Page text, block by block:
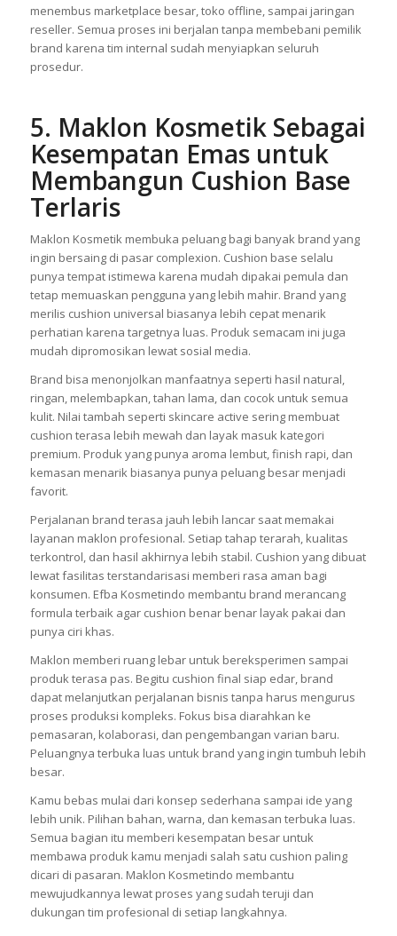
menembus marketplace besar, toko offline, sampai jaringan
reseller. Semua proses ini berjalan tanpa membebani pemilik
brand karena tim internal sudah menyiapkan seluruh
prosedur.
5. Maklon Kosmetik Sebagai
Kesempatan Emas untuk
Membangun Cushion Base
Terlaris
Maklon Kosmetik membuka peluang bagi banyak brand yang
ingin bersaing di pasar complexion. Cushion base selalu
punya tempat istimewa karena mudah dipakai pemula dan
tetap memuaskan pengguna yang lebih mahir. Brand yang
merilis cushion universal biasanya lebih cepat menarik
perhatian karena targetnya luas. Produk semacam ini juga
mudah dipromosikan lewat sosial media.
Brand bisa menonjolkan manfaatnya seperti hasil natural,
ringan, melembapkan, tahan lama, dan cocok untuk semua
kulit. Nilai tambah seperti skincare active sering membuat
cushion terasa lebih mewah dan layak masuk kategori
premium. Produk yang punya aroma lembut, finish rapi, dan
kemasan menarik biasanya punya peluang besar menjadi
favorit.
Perjalanan brand terasa jauh lebih lancar saat memakai
layanan maklon profesional. Setiap tahap terarah, kualitas
terkontrol, dan hasil akhirnya lebih stabil. Cushion yang dibuat
lewat fasilitas terstandarisasi memberi rasa aman bagi
konsumen. Efba Kosmetindo membantu brand merancang
formula terbaik agar cushion benar benar layak pakai dan
punya ciri khas.
Maklon memberi ruang lebar untuk bereksperimen sampai
produk terasa pas. Begitu cushion final siap edar, brand
dapat melanjutkan perjalanan bisnis tanpa harus mengurus
proses produksi kompleks. Fokus bisa diarahkan ke
pemasaran, kolaborasi, dan pengembangan varian baru.
Peluangnya terbuka luas untuk brand yang ingin tumbuh lebih
besar.
Kamu bebas mulai dari konsep sederhana sampai ide yang
lebih unik. Pilihan bahan, warna, dan kemasan terbuka luas.
Semua bagian itu memberi kesempatan besar untuk
membawa produk kamu menjadi salah satu cushion paling
dicari di pasaran. Maklon Kosmetindo membantu
mewujudkannya lewat proses yang sudah teruji dan
dukungan tim profesional di setiap langkahnya.